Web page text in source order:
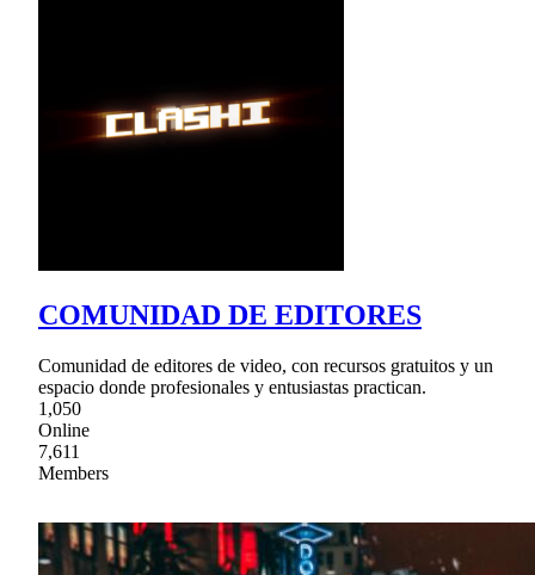
COMUNIDAD DE EDITORES
Comunidad de editores de video, con recursos gratuitos y un
espacio donde profesionales y entusiastas practican.
1,050
Online
7,611
Members